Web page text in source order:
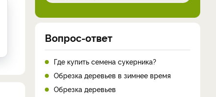
Вопрос-ответ
Где купить семена сукерника?
Обрезка деревьев в зимнее время
Обрезка деревьев